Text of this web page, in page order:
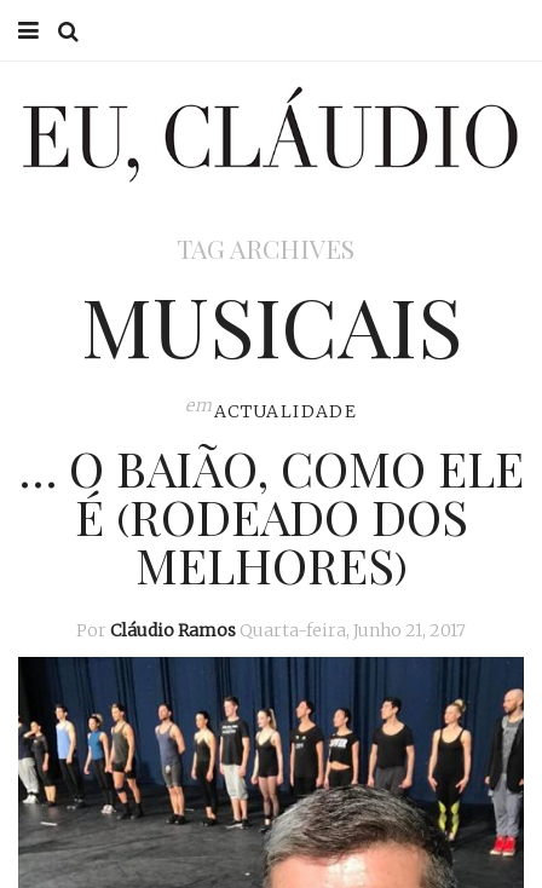
EU CLÁUDIO
EU, PAI
TAG ARCHIVES
MUSICAIS
emACTUALIDADE
… O BAIÃO, COMO ELE
É (RODEADO DOS
MELHORES)
Por Cláudio Ramos Quarta-feira, Junho 21, 2017